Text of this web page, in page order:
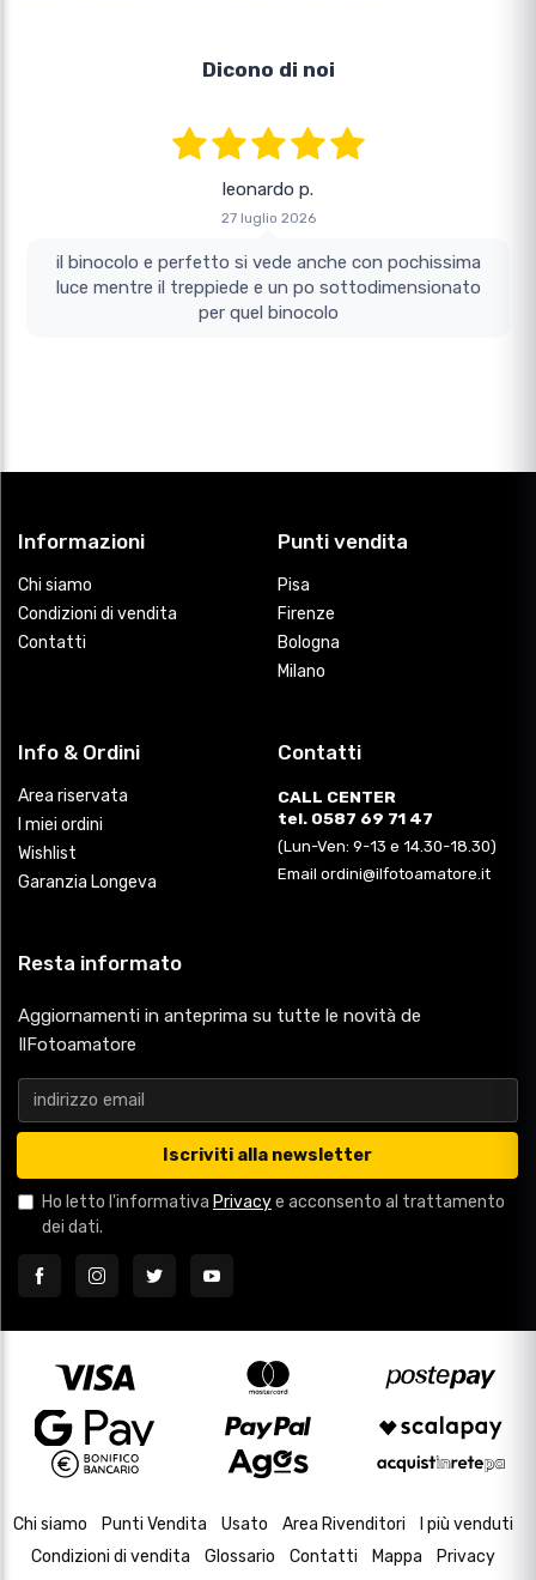
Dicono di noi
leonardo p.
27 luglio 2026
il binocolo e perfetto si vede anche con pochissima
luce mentre il treppiede e un po sottodimensionato
per quel binocolo
Informazioni
Chi siamo
Condizioni di vendita
Contatti
Punti vendita
Pisa
Firenze
Bologna
Milano
Info & Ordini
Area riservata
I miei ordini
Wishlist
Garanzia Longeva
Contatti
CALL CENTER
tel. 0587 69 71 47
(Lun-Ven: 9-13 e 14.30-18.30)
Email ordini@ilfotoamatore.it
Resta informato
Aggiornamenti in anteprima su tutte le novità de
IlFotoamatore
Iscriviti alla newsletter
Ho letto l'informativa Privacye acconsento al trattamento
dei dati.
Chi siamo Punti Vendita Usato Area Rivenditori
I più venduti
Condizioni di vendita
Glossario Contatti Mappa
Privacy